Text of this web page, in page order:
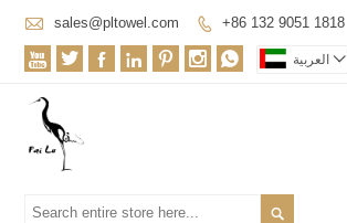
 sales@pltowel.com  +86 132 9051 1818
       العربية 
